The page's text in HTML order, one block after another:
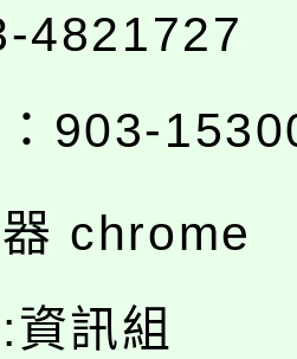
4821727
903-
chrome
訊組